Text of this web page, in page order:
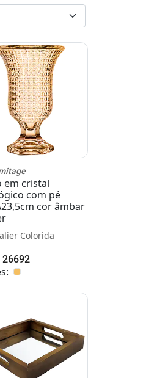
em cristal
com pé
cor âmbar
Colorida
26692